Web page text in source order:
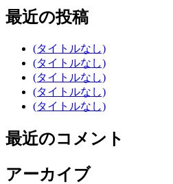
最近の投稿
(タイトルなし)
(タイトルなし)
(タイトルなし)
(タイトルなし)
(タイトルなし)
最近のコメント
アーカイブ